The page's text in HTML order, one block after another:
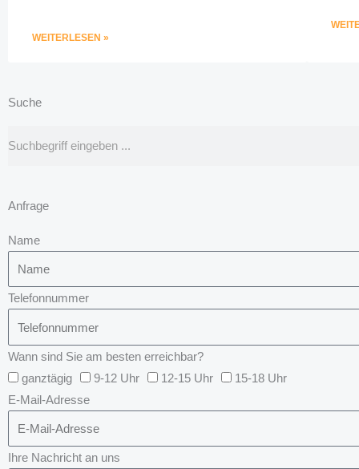
WEITERLESEN »
Suche
Anfrage
Name
Telefonnummer
Wann sind Sie am besten erreichbar?
ganztägig
9-12 Uhr 12-15 Uhr
15-18 Uhr
E-Mail-Adresse
Ihre Nachricht an uns